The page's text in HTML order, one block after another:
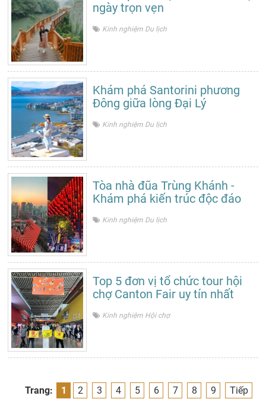
ngày trọn vẹn
Kinh nghiệm Du lịch
Khám phá Santorini phương
Đông giữa lòng Đại Lý
Kinh nghiệm Du lịch
Tòa nhà đũa Trùng Khánh -
Khám phá kiến trúc độc đáo
Kinh nghiệm Du lịch
Top 5 đơn vị tổ chức tour hội
chợ Canton Fair uy tín nhất
Kinh nghiệm Hội chợ
Trang: 1 2 3 4 5 6 7 8 9
Tiếp